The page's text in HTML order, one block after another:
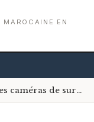
MAROCAINE EN
Burkina Faso : Attention, les caméras de surveillance sont désormais à l’affût sur les routes